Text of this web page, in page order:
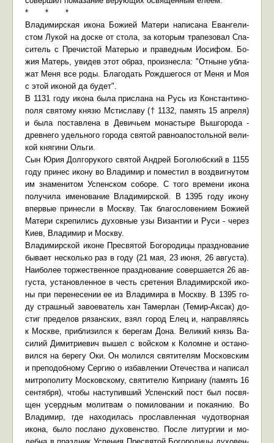
* * *
Вла­ди­мир­ская ико­на Бо­жи­ей Ма­те­ри на­пи­са­на Еван­ге­ли­
стом Лу­кой на дос­ке от сто­ла, за ко­то­рым тра­пе­зо­вал Спа­
си­тель с Пре­чи­стой Ма­те­рью и пра­вед­ным Иоси­фом. Бо­
жия Ма­терь, уви­дев этот об­раз, про­из­нес­ла: "От­ныне убла­
жат Ме­ня все ро­ды. Бла­го­дать Рожд­ше­го­ся от Ме­ня и Моя
с этой ико­ной да бу­дет".
В 1131 го­ду ико­на бы­ла при­сла­на на Русь из Кон­стан­ти­но­
по­ля свя­то­му кня­зю Мсти­сла­ву († 1132, па­мять 15 ап­ре­ля)
и бы­ла по­став­ле­на в Де­ви­чьем мо­на­сты­ре Вы­ш­го­ро­да -
древ­не­го удель­но­го го­ро­да свя­той рав­ноап­о­столь­ной ве­ли­
кой кня­ги­ни Оль­ги.
Сын Юрия Дол­го­ру­ко­го свя­той Ан­дрей Бо­го­люб­ский в 1155
го­ду при­нес ико­ну во Вла­ди­мир и по­ме­стил в воз­двиг­ну­том
им зна­ме­ни­том Успен­ском со­бо­ре. С то­го вре­ме­ни ико­на
по­лу­чи­ла име­но­ва­ние Вла­ди­мир­ской. В 1395 го­ду ико­ну
впер­вые при­нес­ли в Моск­ву. Так бла­го­сло­ве­ни­ем Бо­жи­ей
Ма­те­ри скре­пи­лись ду­хов­ные узы Ви­зан­тии и Ру­си - через
Ки­ев, Вла­ди­мир и Моск­ву.
Вла­ди­мир­ской иконе Пре­свя­той Бо­го­ро­ди­цы празд­но­ва­ние
бы­ва­ет несколь­ко раз в го­ду (21 мая, 23 июня, 26 ав­гу­ста).
Наи­бо­лее тор­же­ствен­ное празд­но­ва­ние со­вер­ша­ет­ся 26 ав­
гу­ста, уста­нов­лен­ное в честь сре­те­ния Вла­ди­мир­ской ико­
ны при пе­ре­не­се­нии ее из Вла­ди­ми­ра в Моск­ву. В 1395 го­
ду страш­ный за­во­е­ва­тель хан Та­мер­лан (Те­мир-Ак­сак) до­
стиг пре­де­лов ря­зан­ских, взял го­род Елец и, на­прав­ля­ясь
к Москве, при­бли­зил­ся к бе­ре­гам До­на. Ве­ли­кий князь Ва­
си­лий Ди­мит­ри­е­вич вы­шел с вой­ском к Ко­ломне и оста­но­
вил­ся на бе­ре­гу Оки. Он мо­лил­ся свя­ти­те­лям Мос­ков­ским
и пре­по­доб­но­му Сер­гию о из­бав­ле­нии Оте­че­ства и на­пи­сал
мит­ро­по­ли­ту Мос­ков­ско­му, свя­ти­те­лю Ки­при­а­ну (па­мять 16
сен­тяб­ря), чтобы на­сту­пив­ший Успен­ский пост был по­свя­
щен усерд­ным мо­лит­вам о по­ми­ло­ва­нии и по­ка­я­нию. Во
Вла­ди­мир, где на­хо­ди­лась про­слав­лен­ная чу­до­твор­ная
ико­на, бы­ло по­сла­но ду­хо­вен­ство. По­сле ли­тур­гии и мо­